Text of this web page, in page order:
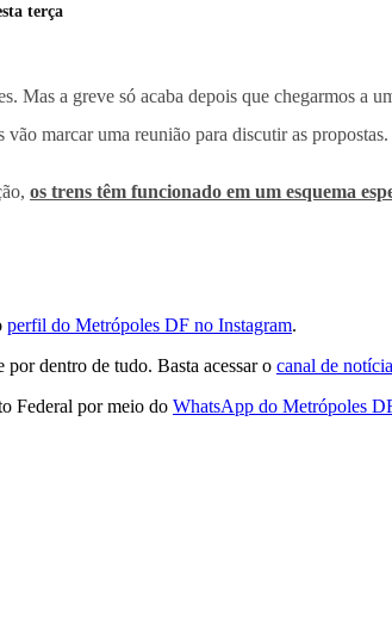
terça
Mas a greve só acaba depois que chegarmos
marcar uma reunião para discutir as
os trens têm funcionado em um esquema
perfil do Metrópoles DF no Instagram.
dentro de tudo. Basta acessar o canal de
Federal por meio do WhatsApp do Metrópoles